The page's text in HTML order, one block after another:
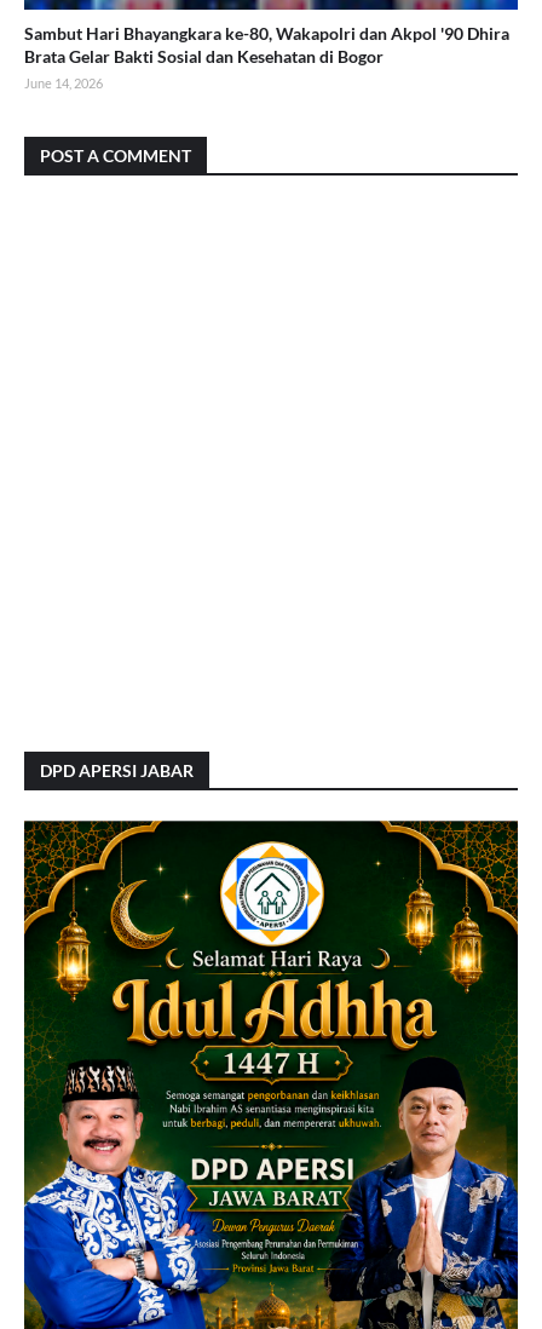
Sambut Hari Bhayangkara ke-80, Wakapolri dan Akpol '90 Dhira
Brata Gelar Bakti Sosial dan Kesehatan di Bogor
June 14, 2026
POST A COMMENT
DPD APERSI JABAR